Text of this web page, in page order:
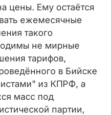
цены. Ему остаётся
ежемесячные
такого
не мирные
тарифов,
в Бийске
из КПРФ, а
масс под
партии,